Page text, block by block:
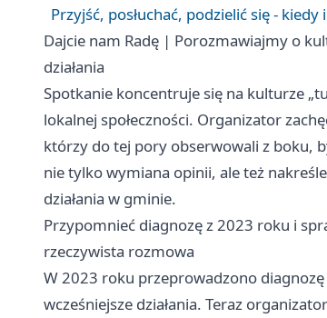
Przyjść, posłuchać, podzielić się -
Dajcie nam Radę | Porozmawiajmy o
działania
Spotkanie koncentruje się na kulturze
lokalnej społeczności. Organizator
którzy do tej pory obserwowali z boku,
nie tylko wymiana opinii, ale też
działania w gminie.
Przypomnieć diagnozę z 2023 roku i
rzeczywista rozmowa
W 2023 roku przeprowadzono
wcześniejsze działania. Teraz